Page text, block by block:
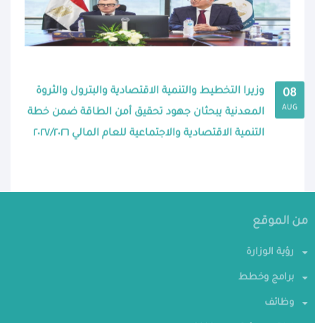
08
AUG
وزيرا التخطيط والتنمية الاقتصادية والبترول والثروة
المعدنية يبحثان جهود تحقيق أمن الطاقة ضمن خطة
التنمية الاقتصادية والاجتماعية للعام المالي ٢٠٢٧/٢٠٢٦
من الموقع
رؤية الوزارة
برامج وخطط
وظائف